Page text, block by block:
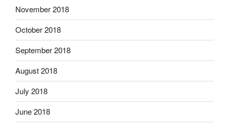
November 2018
October 2018
September 2018
August 2018
July 2018
June 2018